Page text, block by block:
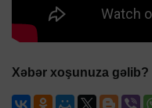
Xəbər xoşunuza gəlib?